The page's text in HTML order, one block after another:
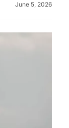
June 5, 2026